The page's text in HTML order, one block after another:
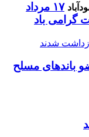
۱۷ مرداد
گرامی باد
موساد و ۴ عضو باند‌های مسلح